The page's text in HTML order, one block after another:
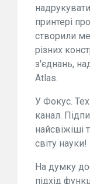
принтері
створили
різних
з'єднань,
Atlas.
У Фокус.
канал.
найсвіжіші
світу науки!
На думку
підхід